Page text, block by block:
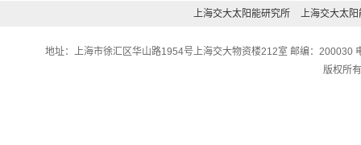
上海交大太阳能研究所 上海交大太阳
地址：上海市徐汇区华山路1954号上海交大物资楼212室 邮编：
版权所